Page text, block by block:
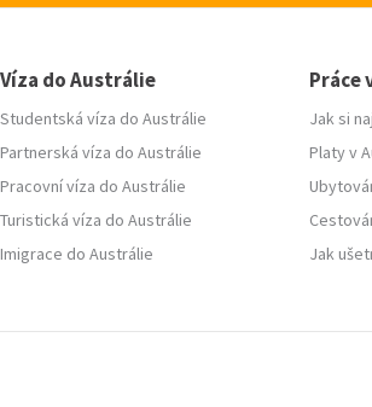
Víza do Austrálie
Studentská víza do Austrálie
Partnerská víza do Austrálie
Pracovní víza do Austrálie
Turistická víza do Austrálie
Imigrace do Austrálie
Práce
Jak si
Platy v
Jak